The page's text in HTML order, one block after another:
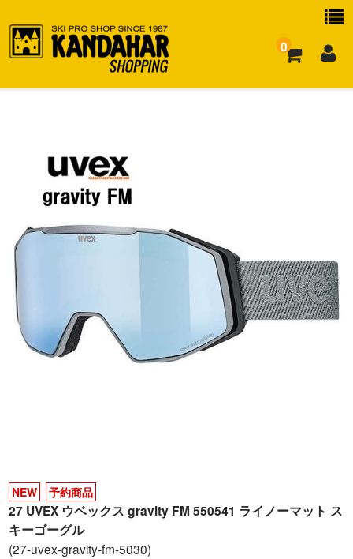
0
よくある質問
NEW 予約商品
27 UVEX ウベックス gravity FM 550541 ライノーマット ス
キーゴーグル
(27-uvex-gravity-fm-5030)